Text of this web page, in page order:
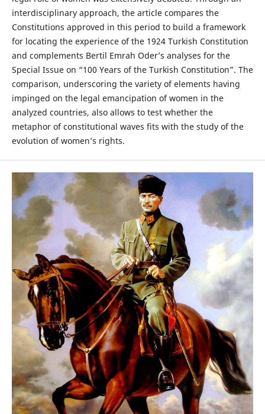
interdisciplinary approach, the article compares the
Constitutions approved in this period to build a framework
for locating the experience of the 1924 Turkish Constitution
and complements Bertil Emrah Oder’s analyses for the
Special Issue on “100 Years of the Turkish Constitution”. The
comparison, underscoring the variety of elements having
impinged on the legal emancipation of women in the
analyzed countries, also allows to test whether the
metaphor of constitutional waves fits with the study of the
evolution of women’s rights.